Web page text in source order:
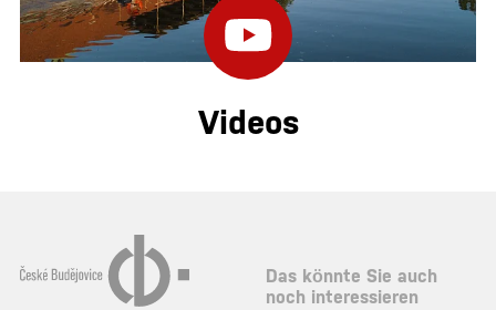
Videos
Das könnte Sie auch
noch interessieren